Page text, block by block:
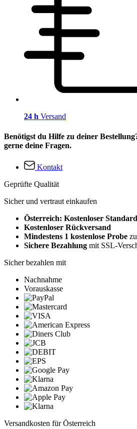
24 h Versand
Benötigst du Hilfe zu deiner
gerne deine Fragen.
Kontakt
Geprüfte Qualität
Sicher und vertraut einkaufen
Österreich: Kostenloser
Kostenloser Rückversand
Mindestens 1 kostenlose Probe
Sichere Bezahlung mit SSL-
Sicher bezahlen mit
Nachnahme
Vorauskasse
Versandkosten für Österreich